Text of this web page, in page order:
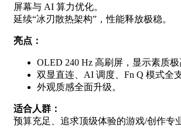
屏幕与 AI 算力优化。
延续“冰刃散热架构”，性能释放极稳。
亮点：
OLED 240 Hz 高刷屏，显示素质极
双显直连、AI 调度、Fn Q 模式全支
外观质感全面升级。
适合人群：
预算充足、追求顶级体验的游戏/创作专